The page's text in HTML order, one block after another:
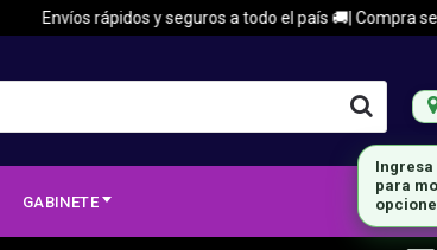
Envíos rápidos y seguros a todo el país 🚚| Compra
GABINETE
Ingresa
para